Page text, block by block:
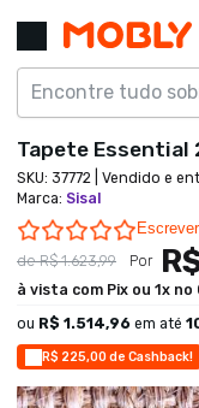
R$ 225,00 de Cashback!
Tapete Essential
SKU: 37772 | Vendido e
Marca: Sisal
0.0 star
deR$ 1.623,99 Por
à vista com Pix ou 1x
ou R$ 1.514,96 em até